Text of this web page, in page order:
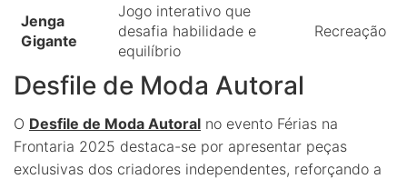
Jenga
Gigante
Jogo interativo que
desafia habilidade e
equilíbrio
Recreação
Desfile de Moda Autoral
O Desfile de Moda Autoral no evento Férias na
Frontaria 2025 destaca-se por apresentar peças
exclusivas dos criadores independentes, reforçando a